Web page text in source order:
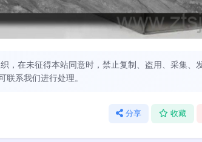
，在未征得本站同意时，禁止复制、盗用、采集、
系我们进行处理。
分享 收藏